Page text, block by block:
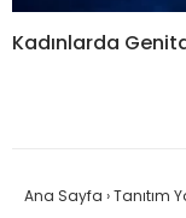
Kadınlarda
Ana Sayfa ›Tanıtım